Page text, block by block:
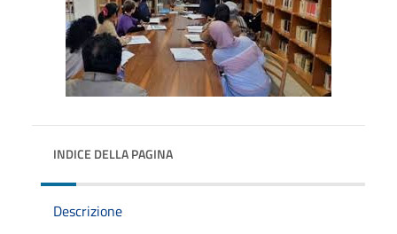
INDICE DELLA PAGINA
Descrizione